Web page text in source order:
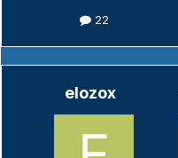
22
elozox